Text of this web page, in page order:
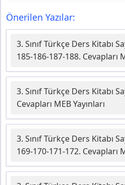
Önerilen Yazılar:
3. Sınıf Türkçe Ders Kitabı
185-186-187-188. Cevapları
3. Sınıf Türkçe Ders Kitabı
Cevapları MEB Yayınları
3. Sınıf Türkçe Ders Kitabı
169-170-171-172. Cevapları